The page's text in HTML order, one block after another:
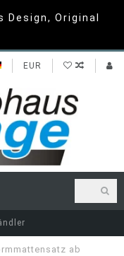
Design, Original
EUR
ab